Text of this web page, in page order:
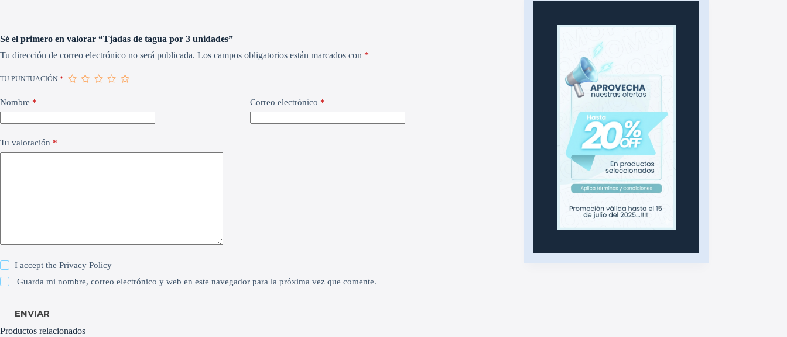
Sé el primero en valorar “Tjadas de tagua por 3 unidades”
Tu dirección de correo electrónico no será publicada. Los campos obligatorios están marcados con *
TU PUNTUACIÓN *
Nombre * Correo electrónico *
Tu valoración *
I accept thePrivacy Policy
Guarda mi nombre, correo electrónico y web en este navegador para la próxima vez que comente.
ENVIAR
Productos relacionados